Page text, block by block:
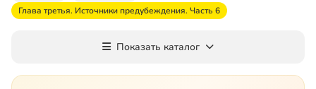
Глава третья. Источники предубеждения. Часть 6
Показать каталог